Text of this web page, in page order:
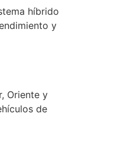
híbrido
y
Oriente y
de